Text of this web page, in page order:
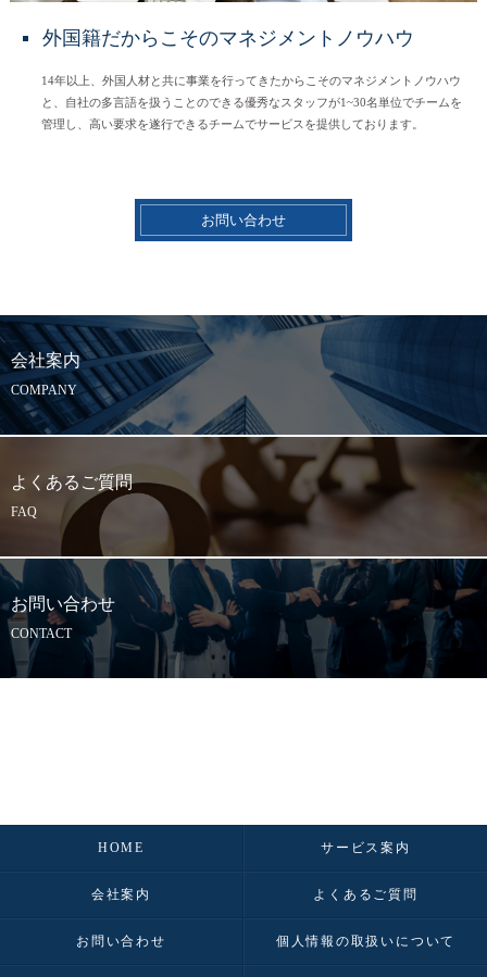
外国籍だからこそのマネジメントノウハウ
14年以上、外国人材と共に事業を行ってきたからこそのマネジメントノウハウ
と、自社の多言語を扱うことのできる優秀なスタッフが1~30名単位でチームを
管理し、高い要求を遂行できるチームでサービスを提供しております。
お問い合わせ
会社案内
COMPANY
よくあるご質問
FAQ
お問い合わせ
CONTACT
HOME サービス案内
会社案内 よくあるご質問
お問い合わせ 個人情報の取扱いについて